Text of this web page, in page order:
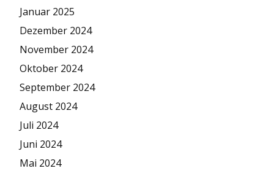
Januar 2025
Dezember 2024
November 2024
Oktober 2024
September 2024
August 2024
Juli 2024
Juni 2024
Mai 2024